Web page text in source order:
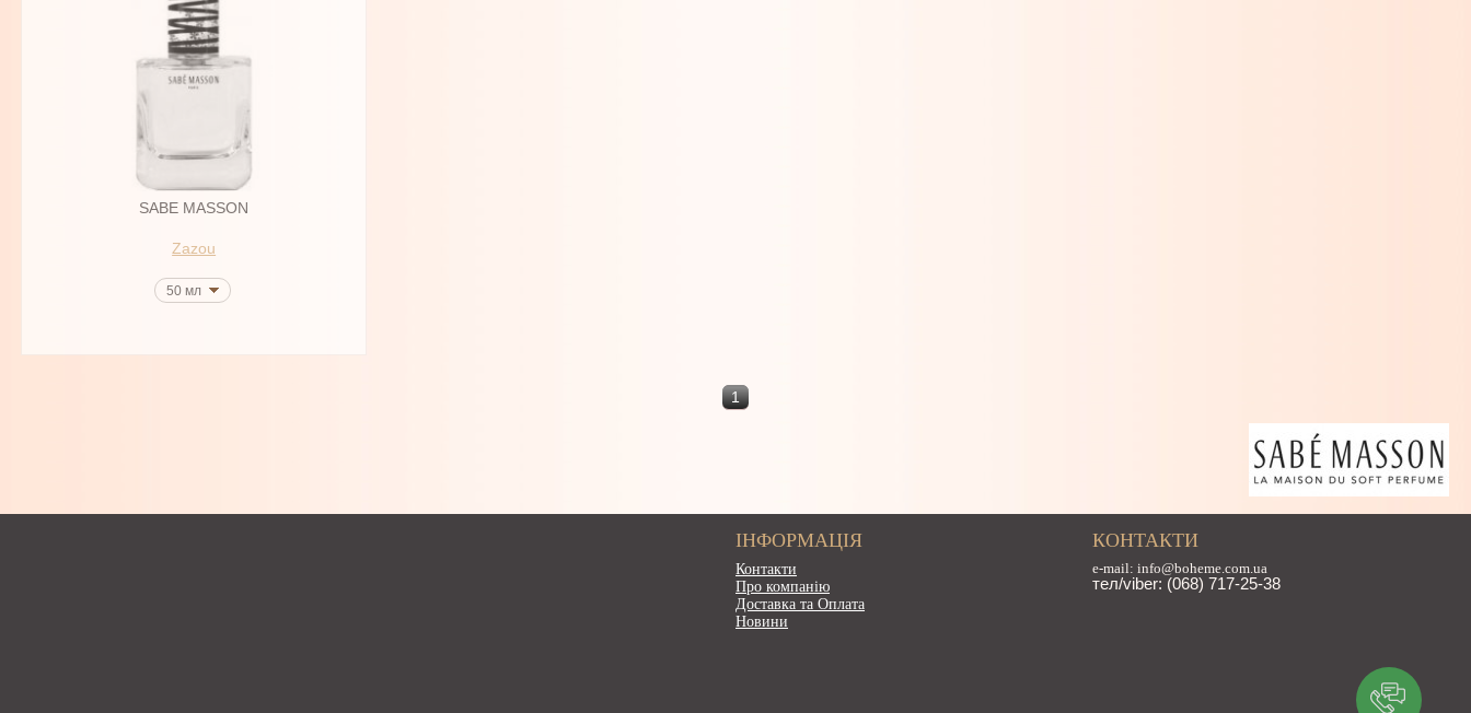
SABE MASSON
Zazou
50 мл
1
ІНФОРМАЦІЯ
Контакти
Про компанію
Доставка та Оплата
Новини
КОНТАКТИ
e-mail: info@boheme.com.ua
тел/viber: (068) 717-25-38